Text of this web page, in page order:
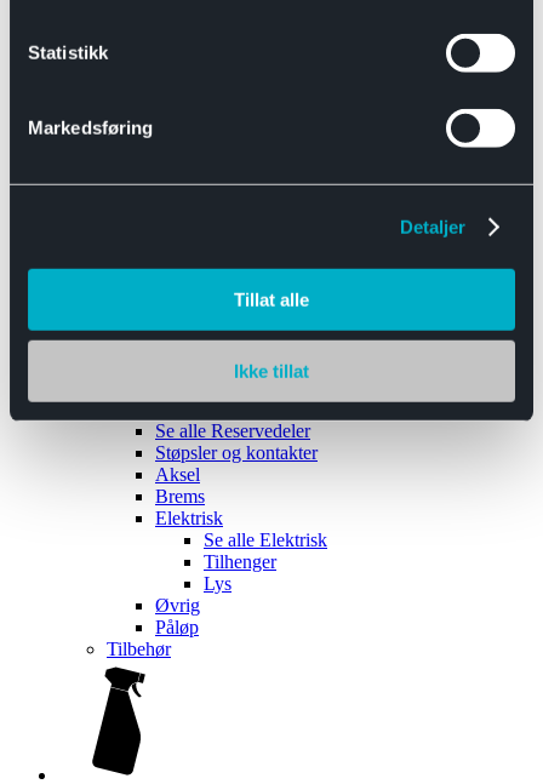
Statistikk
Markedsføring
Detaljer
Tillat alle
Ikke tillat
Båthengere
Reservedeler
Se alle Reservedeler
Støpsler og kontakter
Aksel
Brems
Elektrisk
Se alle Elektrisk
Tilhenger
Lys
Øvrig
Påløp
Tilbehør